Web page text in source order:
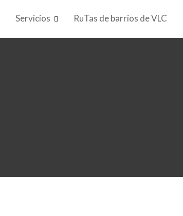
Servicios RuTas de barrios de VLC